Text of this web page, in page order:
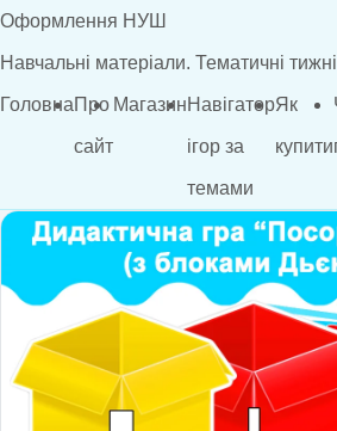
Оформлення НУШ
Навчальні матеріали. Тематичні тижні
ГоловнаПро
сайт
МагазинНавігатор
ігор за
темами
Як
купити